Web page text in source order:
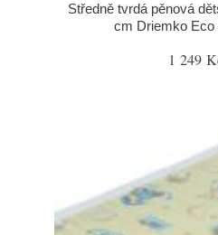
Středně tvrdá pěnová
cm Driemko Eco
1 249